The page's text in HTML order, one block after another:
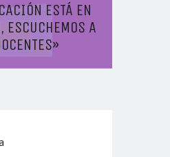
ESTÁ EN
ESCUCHEMOS A